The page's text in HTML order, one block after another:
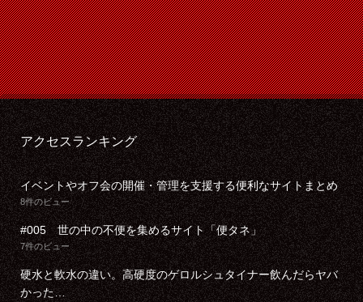
アクセスランキング
イベントやオフ会の開催・管理を支援する便利なサイトまとめ
8件のビュー
#005 世の中の不便を集めるサイト「便タネ」
7件のビュー
硬水と軟水の違い。高硬度のゲロルシュタイナー飲んだらヤバ
かった…